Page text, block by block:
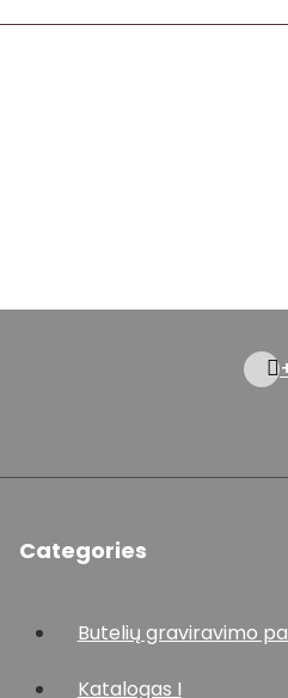
Categories
Butelių graviravimo
Katalogas I